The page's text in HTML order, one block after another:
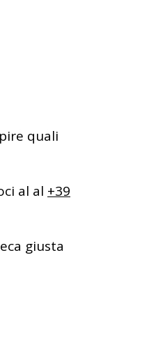
quali
al al +39
giusta